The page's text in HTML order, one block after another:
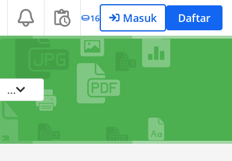
16 Masuk Daftar
...